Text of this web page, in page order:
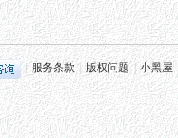
服务条款 版权问题 | 小黑屋